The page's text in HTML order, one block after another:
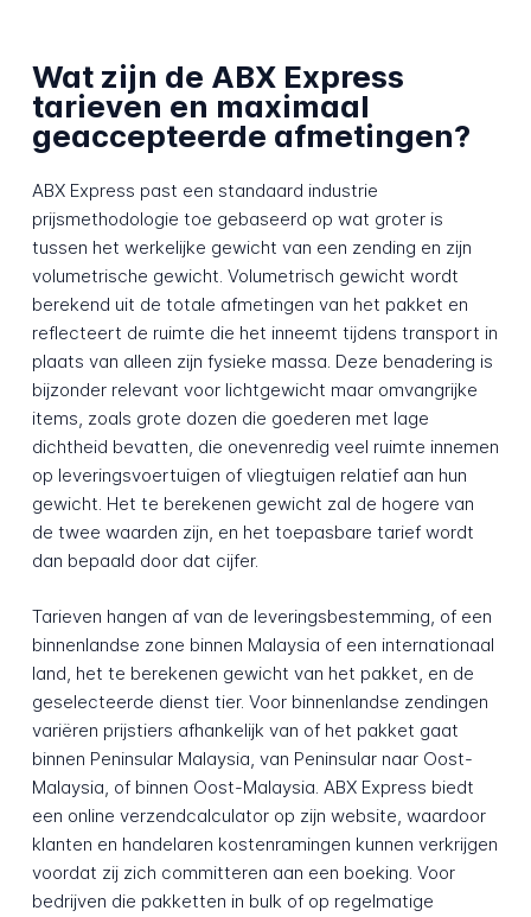
Wat zijn de ABX Express
tarieven en maximaal
geaccepteerde afmetingen?
ABX Express past een standaard industrie
prijsmethodologie toe gebaseerd op wat groter is
tussen het werkelijke gewicht van een zending en zijn
volumetrische gewicht. Volumetrisch gewicht wordt
berekend uit de totale afmetingen van het pakket en
reflecteert de ruimte die het inneemt tijdens transport in
plaats van alleen zijn fysieke massa. Deze benadering is
bijzonder relevant voor lichtgewicht maar omvangrijke
items, zoals grote dozen die goederen met lage
dichtheid bevatten, die onevenredig veel ruimte innemen
op leveringsvoertuigen of vliegtuigen relatief aan hun
gewicht. Het te berekenen gewicht zal de hogere van
de twee waarden zijn, en het toepasbare tarief wordt
dan bepaald door dat cijfer.
Tarieven hangen af van de leveringsbestemming, of een
binnenlandse zone binnen Malaysia of een internationaal
land, het te berekenen gewicht van het pakket, en de
geselecteerde dienst tier. Voor binnenlandse zendingen
variëren prijstiers afhankelijk van of het pakket gaat
binnen Peninsular Malaysia, van Peninsular naar Oost-
Malaysia, of binnen Oost-Malaysia. ABX Express biedt
een online verzendcalculator op zijn website, waardoor
klanten en handelaren kostenramingen kunnen verkrijgen
voordat zij zich committeren aan een boeking. Voor
bedrijven die pakketten in bulk of op regelmatige